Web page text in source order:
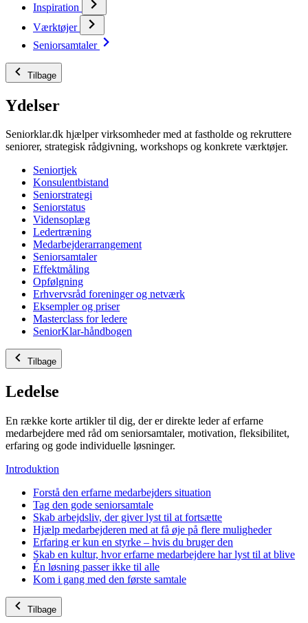
Inspiration
Værktøjer
Seniorsamtaler
Tilbage
Ydelser
Seniorklar.dk hjælper virksomheder med at fastholde og rekruttere
seniorer, strategisk rådgivning, workshops og konkrete værktøjer.
Seniortjek
Konsulentbistand
Seniorstrategi
Seniorstatus
Vidensoplæg
Ledertræning
Medarbejderarrangement
Seniorsamtaler
Effektmåling
Opfølgning
Erhvervsråd foreninger og netværk
Eksempler og priser
Masterclass for ledere
SeniorKlar-håndbogen
Tilbage
Ledelse
En række korte artikler til dig, der er direkte leder af erfarne
medarbejdere med råd om seniorsamtaler, motivation, fleksibilitet,
erfaring og gode individuelle løsninger.
Introduktion
Forstå den erfarne medarbejders situation
Tag den gode seniorsamtale
Skab arbejdsliv, der giver lyst til at fortsætte
Hjælp medarbejderen med at få øje på flere muligheder
Erfaring er kun en styrke – hvis du bruger den
Skab en kultur, hvor erfarne medarbejdere har lyst til at blive
Én løsning passer ikke til alle
Kom i gang med den første samtale
Tilbage